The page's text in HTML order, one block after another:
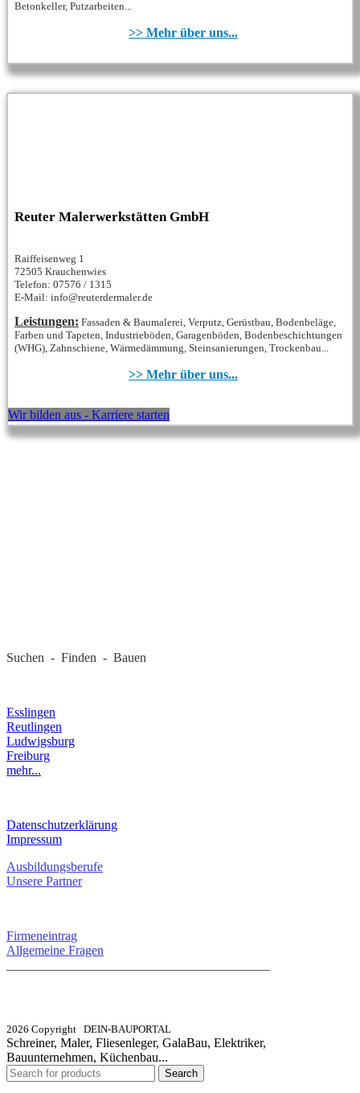
Betonkeller, Putzarbeiten...
>> Mehr über uns...
Reuter Malerwerkstätten GmbH
Raiffeisenweg 1
72505 Krauchenwies
Telefon: 07576 / 1315
E-Mail: info@reuterdermaler.de
Leistungen: Fassaden & Baumalerei, Verputz, Gerüstbau, Bodenbeläge,
Farben und Tapeten, Industrieböden, Garagenböden, Bodenbeschichtungen
(WHG), Zahnschiene, Wärmedämmung, Steinsanierungen, Trockenbau...
>> Mehr über uns...
Wir bilden aus - Karriere starten
Suchen - Finden - Bauen
Esslingen
Reutlingen
Ludwigsburg
Freiburg
mehr...
Datenschutzerklärung
Impressum
Ausbildungsberufe
Unsere Partner
Firmeneintrag
Allgemeine Fragen
2026 Copyright DEIN-BAUPORTAL
Schreiner, Maler, Fliesenleger, GalaBau, Elektriker,
Bauunternehmen, Küchenbau...
Search